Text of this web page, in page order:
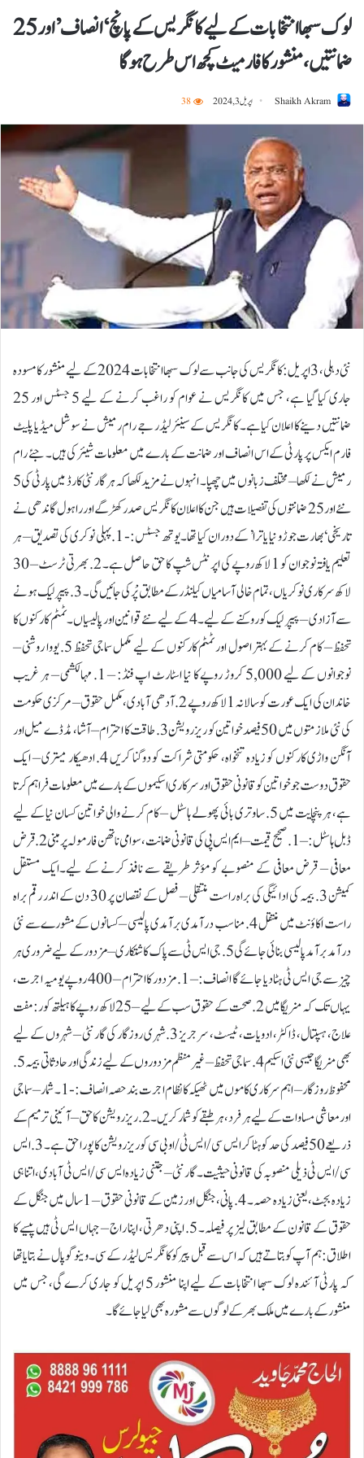
لوک سبھا انتخابات کے لیے کانگریس کے پانچ ‘انصاف’ اور 25
ضمانتیں، منشور کا فارمیٹ کچھ اس طرح ہوگا
Shaikh Akram اپریل 3, 2024 38
نئی دہلی، 3 اپریل:کانگریس کی جانب سے لوک سبھا انتخابات 2024 کے لیے منشور کا مسودہ
جاری کیا گیا ہے، جس میں کانگریس نے عوام کو راغب کرنے کے لیے 5 جسٹس اور 25
ضمانتیں دینے کا اعلان کیا ہے۔ کانگریس کے سینئر لیڈر جے رام رمیش نے سوشل میڈیا پلیٹ
فارم ایکس پر پارٹی کے اس انصاف اور ضمانت کے بارے میں معلومات شیئر کی ہیں۔ جئے رام
رمیش نے لکھا – مختلف زبانوں میں چھپا۔ انہوں نے مزید لکھا کہ ہر گارنٹی کارڈ میں پارٹی کی 5
نئے اور 25 ضمانتوں کی تفصیلات ہیں جن کا اعلان کانگریس صدر کھڑگے اور راہول گاندھی نے
تاریخی ‘بھارت جوڑو نیا یاترا’ کے دوران کیا تھا۔ یوتھ جسٹس:- 1. پہلی نوکری کی تصدیق – ہر
تعلیم یافتہ نوجوان کو 1 لاکھ روپے کی اپرنٹس شپ کا حق حاصل ہے۔ 2. بھرتی ٹرسٹ – 30
لاکھ سرکاری نوکریاں، تمام خالی آسامیاں کیلنڈر کے مطابق پْر کی جائیں گی۔ 3. پیپر لیک ہونے
سے آزادی – پیپر لیک کو روکنے کے لیے۔ 4 کے لیے نئے قوانین اور پالیسیاں۔ ٹمٹم کارکنوں کا
تحفظ – کام کرنے کے بہتر اصول اور ٹمٹم کارکنوں کے لیے مکمل سماجی تحفظ 5. یووا روشنی –
نوجوانوں کے لیے 5,000 کروڑ روپے کا نیا اسٹارٹ اپ فنڈ: – 1. مہالکشمی – ہر غریب
خاندان کی ایک عورت کو سالانہ 1 لاکھ روپے 2. آدھی آبادی، مکمل حقوق – مرکزی حکومت
کی نئی ملازمتوں میں 50فیصد خواتین کو ریزرویشن 3. طاقت کا احترام – آشا، مڈ ڈے میل اور
آنگن واڑی کارکنوں کو زیادہ تنخواہ، حکومتی شراکت کو دوگنا کریں 4. ادھیکار میتری – ایک
حقوق دوست جو خواتین کو قانونی حقوق اور سرکاری اسکیموں کے بارے میں معلومات فراہم کرتا
ہے، ہر پنچایت میں 5. ساوتری بائی پھولے ہاسٹل – کام کرنے والی خواتین کسان نیا کے لیے
ڈبل ہاسٹل: – 1. صحیح قیمت – ایم ایس پی کی قانونی ضمانت، سوامی ناتھن فارمولہ پر مبنی 2. قرض
معافی – قرض معافی کے منصوبے کو مؤثر طریقے سے نافذ کرنے کے لیے۔ایک مستقل
کمیشن 3. بیمہ کی ادائیگی کی براہ راست منتقلی – فصل کے نقصان پر 30 دن کے اندر رقم براہ
راست اکاؤنٹ میں منتقل 4. مناسب درآمدی برآمدی پالیسی – کسانوں کے مشورے سے نئی
درآمد برآمد پالیسی بنائی جائے گی 5. جی ایس ٹی سے پاک کاشتکاری – مزدور کے لیے ضروری ہر
چیز سے جی ایس ٹی ہٹا دیا جائے گا انصاف: – 1. مزدور کا احترام – 400 روپے یومیہ اجرت،
یہاں تک کہ منریگا میں 2. صحت کے حقوق سب کے لیے – 25 لاکھ روپے کا ہیلتھ کور: مفت
علاج، ہسپتال، ڈاکٹر، ادویات، ٹیسٹ، سرجریز 3. شہری روزگار کی گارنٹی – شہروں کے لیے
بھی منریگا جیسی نئی اسکیم 4. سماجی تحفظ – غیر منظم مزدوروں کے لیے زندگی اور حادثاتی بیمہ 5.
محفوظ روزگار – اہم سرکاری کاموں میں ٹھیکہ کا نظام اجرت بند حصہ انصاف:- 1۔ شمار – سماجی
اور معاشی مساوات کے لیے ہر فرد، ہر طبقے کو شمار کریں۔ 2. ریزرویشن کا حق – آئینی ترمیم کے
ذریعے 50فیصد کی حد کو ہٹا کر ایس سی/ایس ٹی/او بی سی کو ریزرویشن کا پورا حق ہے۔ 3.ایس
سی/ایس ٹی ذیلی منصوبہ کی قانونی حیثیت۔ گارنٹی – جتنی زیادہ ایس سی/ایس ٹی آبادی، اتنا ہی
زیادہ بجٹ، یعنی زیادہ حصہ۔ 4. پانی، جنگل اور زمین کے قانونی حقوق – 1 سال میں جنگل کے
حقوق کے قانون کے مطابق لیز پر فیصلہ۔ 5. اپنی دھرتی، اپنا راج – جہاں ایس ٹی ہیں پیسے کا
اطلاق: ہم آپ کو بتاتے ہیں کہ اس سے قبل پیر کو کانگریس لیڈر کے سی۔ وینوگوپال نے بتایا تھا
کہ پارٹی آئندہ لوک سبھا انتخابات کے لیے اپنا منشور 5 اپریل کو جاری کرے گی، جس میں
منشور کے بارے میں ملک بھر کے لوگوں سے مشورہ بھی لیا جائے گا۔